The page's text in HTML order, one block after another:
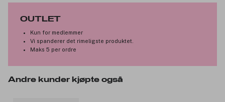
Cruelty-free.
Inneholder antioksidanter.
Produktnummer:3253397
OUTLET
Kun for medlemmer
Vi spanderer det rimeligste produktet.
Maks 5 per ordre
Andre kunder kjøpte også